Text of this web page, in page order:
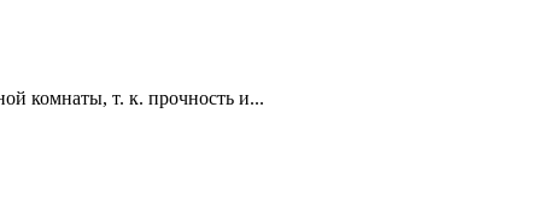
комнаты, т. к. прочность и...